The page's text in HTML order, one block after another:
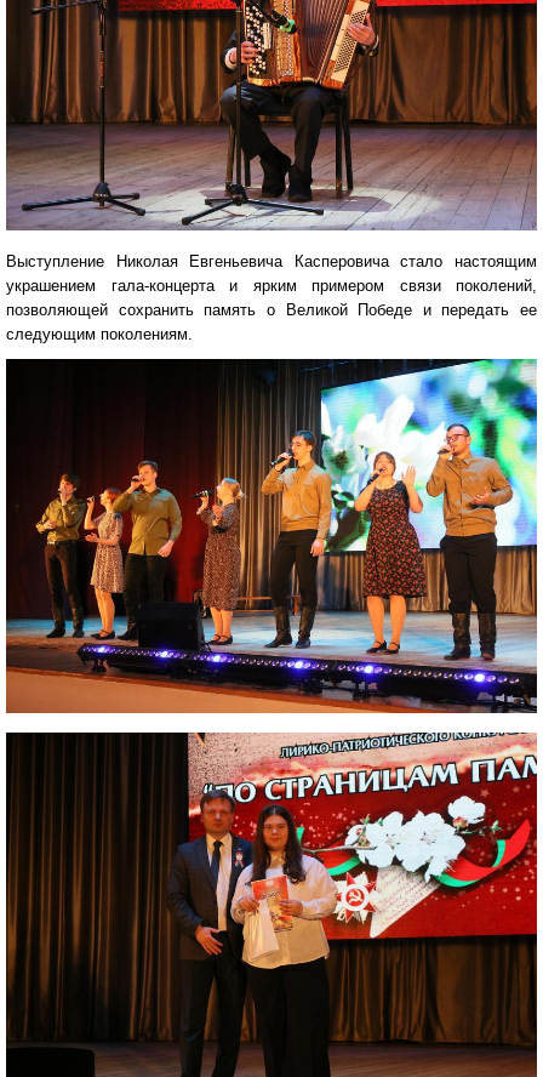
Выступление Николая Евгеньевича Касперовича стало настоящим
украшением гала-концерта и ярким примером связи поколений,
позволяющей сохранить память о Великой Победе и передать ее
следующим поколениям.